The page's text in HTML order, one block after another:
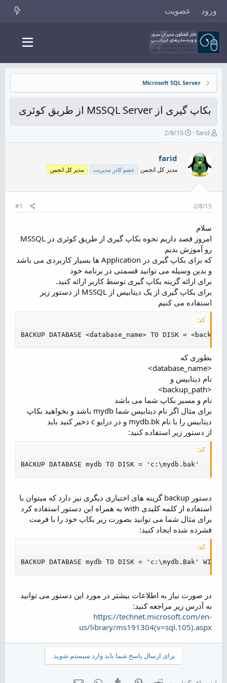
ورود عضویت
Microsoft SQL Server
بکاپ گیری از MSSQL Server از طریق کوئری
ش
ر
ع
ک
ه
ض
و
ع
farid
ت
ا
2/8/15
farid
مدیر کل انجمن عضو کادر مدیریت مدیر کل انجمن
2/8/15
#1
سلام
امروز قصد داریم نحوه بکاپ گیری از طریق کوئری در MSSQL
رو آموزش بدیم
که برای بکاپ گیری در Application ها بسیار کاربردی می باشد
و بدین وسیله می توانید قسمتی در برنامه خود
برای ارائه گزینه بکاپ گیری توسط کاربر ارائه کنید.
برای بکاپ گیری از یک دیتابیس از MSSQL از دستور زیر
استفاده می کنیم
کد:
BACKUP DATABASE <database_name> TO DISK =
بطوری که
<database_name>
نام دیتابیس و
<backup_path>
نام و مسیر بکاپ شما می باشد
برای مثال اگر نام دیتابیس شما mydb باشد و بخواهید بکاپ
دیتابیس را با نام mydb.bk و در درایو c ذخیر کنید باید
از دستور زیر استفاده کنید:
کد:
BACKUP DATABASE mydb TO DISK = 'c:\mydb.bak'
دستور backup گزینه های اختیاری دیگری نیز دارد که میتوان با
استفاده از کلمه کلیدی with به همراه این دستور استفاده کرد
برای مثال شما می توانید بصورت زیر بکاپ خود را با فرمت
فشرده شده ایجاد کنید:
کد:
BACKUP DATABASE mydb TO DISK = 'c:\mydb.Bak' WITH
در صورت نیاز به اطلاعات بیشتر در مورد این دستور می توانید
به آدرس زیر مراجعه کنید:
https://technet.microsoft.com/en-
us/library/ms191304(v=sql.105).aspx
برای ارسال پاسخ شما باید وارد سیستم شوید.